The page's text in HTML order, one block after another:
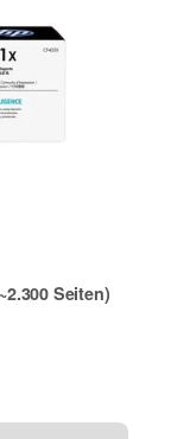
Seiten)